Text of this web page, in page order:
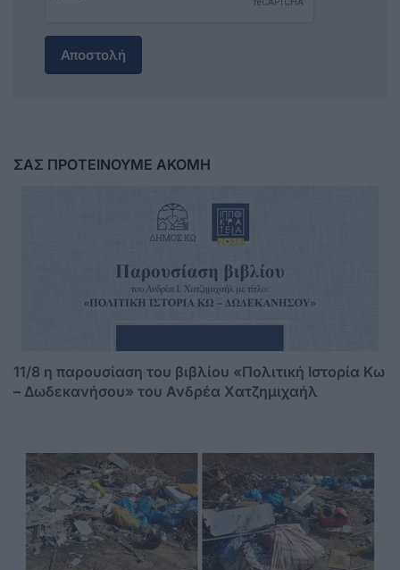
Αποστολή
ΣΑΣ ΠΡΟΤΕΙΝΟΥΜΕ ΑΚΟΜΗ
11/8 η παρουσίαση του βιβλίου «Πολιτική Ιστορία Κω
– Δωδεκανήσου» του Ανδρέα Χατζημιχαήλ